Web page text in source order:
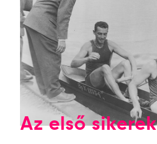
Az első sikerek